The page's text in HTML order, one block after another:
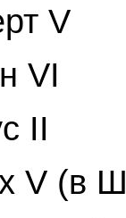
V
VI
II
V (в